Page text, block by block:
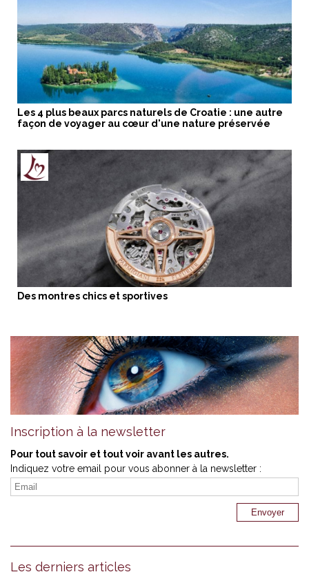
Les 4 plus beaux parcs naturels de Croatie : une autre
façon de voyager au cœur d'une nature préservée
Des montres chics et sportives
Inscription à la newsletter
Pour tout savoir et tout voir avant les autres.
Indiquez votre email pour vous abonner à la newsletter :
Les derniers articles